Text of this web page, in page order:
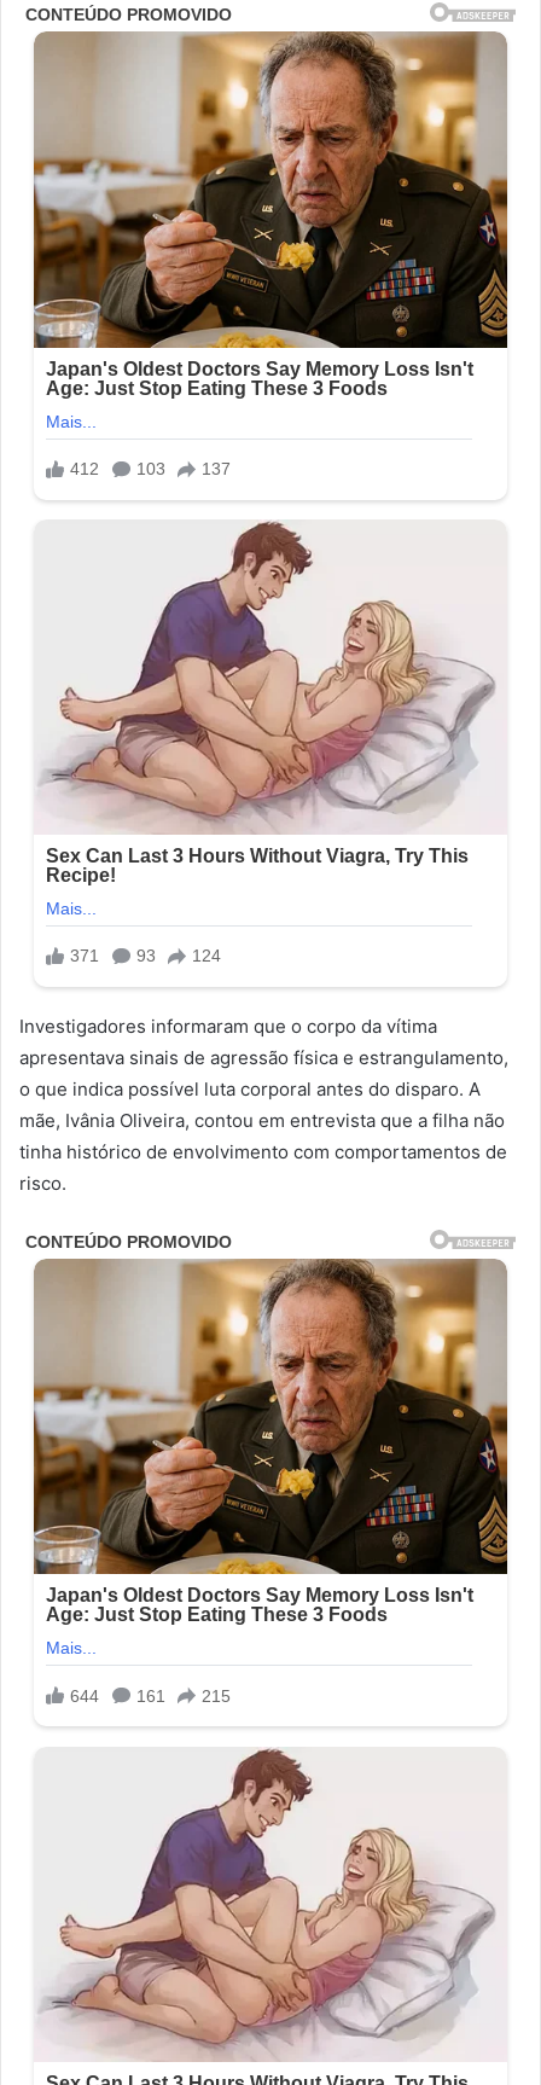
Investigadores informaram que o corpo da vítima
apresentava sinais de agressão física e estrangulamento,
o que indica possível luta corporal antes do disparo. A
mãe, Ivânia Oliveira, contou em entrevista que a filha não
tinha histórico de envolvimento com comportamentos de
risco.